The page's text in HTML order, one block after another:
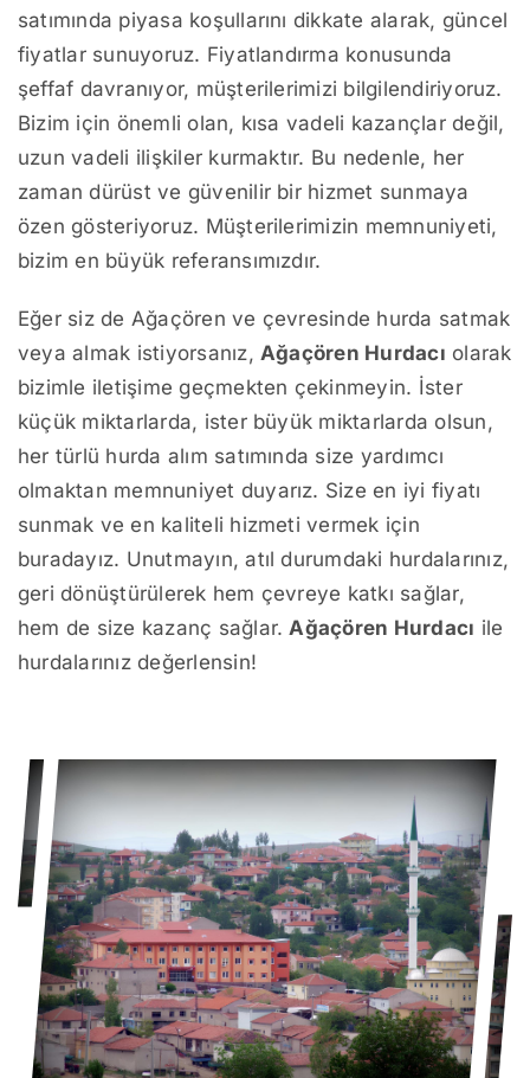
satımında piyasa koşullarını dikkate alarak, güncel
fiyatlar sunuyoruz. Fiyatlandırma konusunda
şeffaf davranıyor, müşterilerimizi bilgilendiriyoruz.
Bizim için önemli olan, kısa vadeli kazançlar değil,
uzun vadeli ilişkiler kurmaktır. Bu nedenle, her
zaman dürüst ve güvenilir bir hizmet sunmaya
özen gösteriyoruz. Müşterilerimizin memnuniyeti,
bizim en büyük referansımızdır.
Eğer siz de Ağaçören ve çevresinde hurda satmak
veya almak istiyorsanız, Ağaçören Hurdacı olarak
bizimle iletişime geçmekten çekinmeyin. İster
küçük miktarlarda, ister büyük miktarlarda olsun,
her türlü hurda alım satımında size yardımcı
olmaktan memnuniyet duyarız. Size en iyi fiyatı
sunmak ve en kaliteli hizmeti vermek için
buradayız. Unutmayın, atıl durumdaki hurdalarınız,
geri dönüştürülerek hem çevreye katkı sağlar,
hem de size kazanç sağlar. Ağaçören Hurdacı ile
hurdalarınız değerlensin!